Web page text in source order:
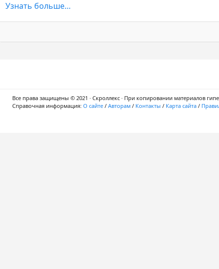
Узнать больше…
Все права защищены © 2021 · Скроллекс · При копировании материалов
Справочная информация: О сайте / Авторам / Контакты / Карта сайта /